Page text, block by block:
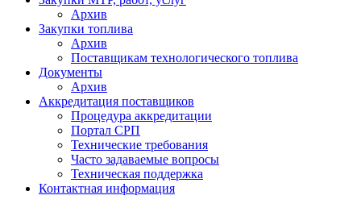
Архив
Закупки топлива
Архив
Поставщикам технологического топлива
Документы
Архив
Аккредитация поставщиков
Процедура аккредитации
Портал СРП
Технические требования
Часто задаваемые вопросы
Техническая поддержка
Контактная информация